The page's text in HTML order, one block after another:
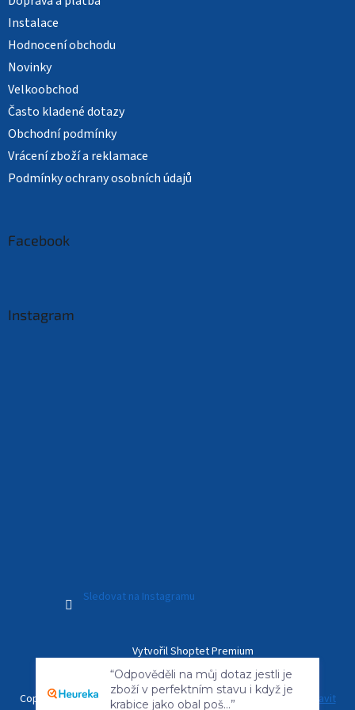
Instalace
Hodnocení obchodu
Novinky
Velkoobchod
Často kladené dotazy
Obchodní podmínky
Vrácení zboží a reklamace
Podmínky ochrany osobních údajů
Facebook
Instagram
Sledovat na Instagramu
Vytvořil Shoptet Premium
Copyright 2026Kamerový Svět. Všechna práva vyhrazena.
Upravit
“Odpověděli na můj dotaz jestli je
zboží v perfektním stavu i když je
krabice jako obal poš...”